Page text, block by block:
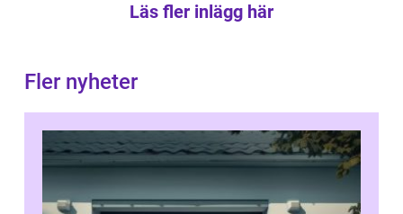
Läs fler inlägg här
Fler nyheter